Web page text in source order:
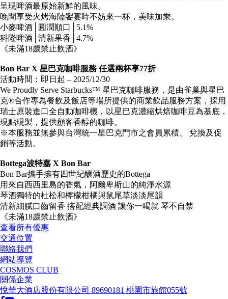
呈現啤酒最原始新鮮的風味。
晚間享受火烤海陸饗宴時不妨來一杯，美味加乘。
小麥啤酒│圓潤順口│5.1%
科隆啤酒│清新果香│4.7%
《未滿18歲禁止飲酒》
Bon Bar X 星巴克咖啡服務 任選兩杯享77折
活動時間：即日起 – 2025/12/30
We Proudly Serve Starbucks™ 星巴克咖啡服務，是由雀巢與星巴
克®合作專為餐飲及飯店等場所提供的商業飲品服務方案，採用
瑞士原裝進口全自動咖啡機，以星巴克濃縮烘焙咖啡豆為基底，
現點現製，提供顧客香醇的咖啡。
※本服務並無參與台灣統一星巴克門市之會員累積、 兌換及促
銷等活動。
Bottega波特嘉 X Bon Bar
Bon Bar攜手擁有四世紀釀酒歷史的Bottega
用來自西西里島的香氣，阿爾卑斯山的純淨水源
琴酒獨特的杜松和檸檬柑橘與鼠尾草淡淡尾韻
清新細膩口齒留香 搭配經典調酒 讓你一喝就 琴不自禁
《未滿18歲禁止飲酒》
查看所有優惠
交通位置
聯絡我們
網站導覽
COSMOS CLUB
關係企業
悅華大酒店股份有限公司 89690181 桃園市旅館055號